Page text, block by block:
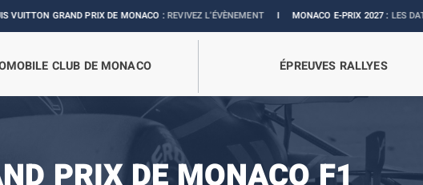
PRIX DE MONACO :REVIVEZ L’ÉVÈNEMENTIMONACO E-PRIX 2027 :LES DATES SONT
CLUB DE MONACO ÉPREUVES RALLYES